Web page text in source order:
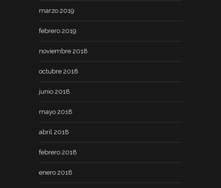
marzo 2019
febrero 2019
noviembre 2018
octubre 2018
junio 2018
mayo 2018
abril 2018
febrero 2018
enero 2018